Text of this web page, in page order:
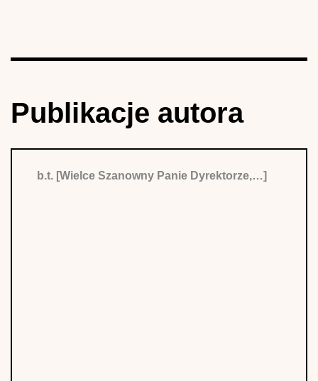
Publikacje autora
b.t. [Wielce Szanowny Panie Dyrektorze,…]